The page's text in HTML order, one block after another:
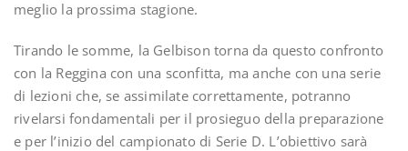
meglio la prossima stagione.
Tirando le somme, la Gelbison torna da questo confronto
con la Reggina con una sconfitta, ma anche con una serie
di lezioni che, se assimilate correttamente, potranno
rivelarsi fondamentali per il prosieguo della preparazione
e per l’inizio del campionato di Serie D. L’obiettivo sarà